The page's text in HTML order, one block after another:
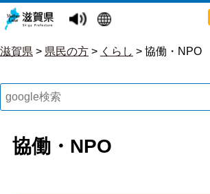
滋賀県 > 県民の方 > くらし > 協働・NPO
協働・NPO